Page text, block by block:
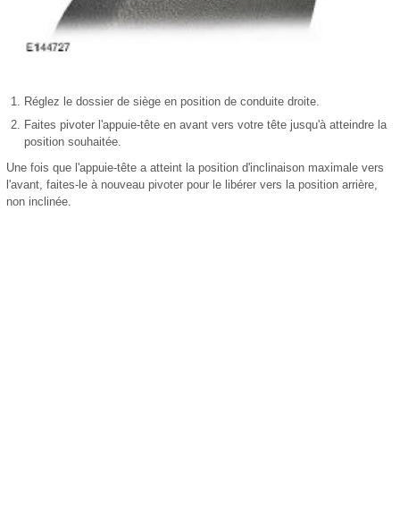
Réglez le dossier de siège en position de conduite droite.
Faites pivoter l'appuie-tête en avant vers votre tête jusqu'à atteindre la
position souhaitée.
Une fois que l'appuie-tête a atteint la position d'inclinaison maximale vers
l'avant, faites-le à nouveau pivoter pour le libérer vers la position arrière,
non inclinée.